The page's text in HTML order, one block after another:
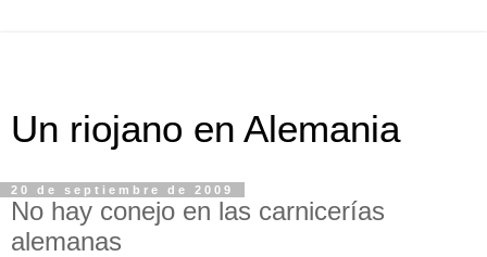
Un riojano en Alemania
20 de septiembre de 2009
No hay conejo en las carnicerías
alemanas